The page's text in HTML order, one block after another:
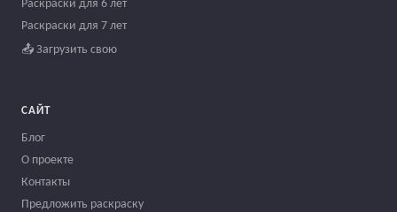
Раскраски для 7 лет
📤 Загрузить свою
САЙТ
Блог
О проекте
Контакты
Предложить раскраску